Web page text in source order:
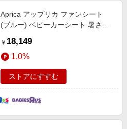
Aprica アップリカ ファンシート
(ブルー) ベビーカーシート 暑さ対
￥ 18,149
1.0%
ストアにすすむ